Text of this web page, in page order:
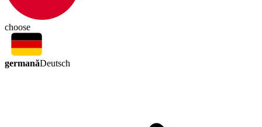
choose
germanăDeutsch